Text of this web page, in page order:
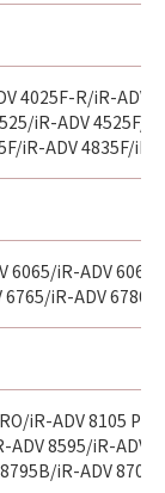
4025F-R/iR-ADV
iR-ADV 4525F/
iR-ADV 4835F/
6065/iR-ADV
iR-ADV 6780/
iR-ADV 8105
8595/iR-ADV
iR-ADV